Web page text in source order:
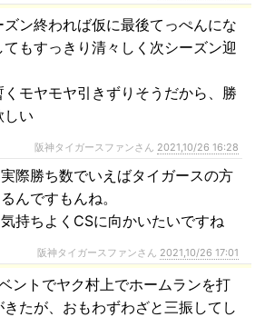
ン終われば仮に最後てっぺんにな
もすっきり清々しく次シーズン迎
モヤモヤ引きずりそうだから、勝
しい
阪神タイガースファンさん 2021,10/26 16:28
際勝ち数でいえばタイガースの方
んですもんね。
持ちよくCSに向かいたいですね
阪神タイガースファンさん 2021,10/26 17:01
ントでヤク村上でホームランを打
たが、おもわずわざと三振してし